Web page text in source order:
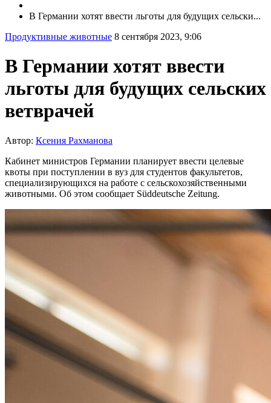
В Германии хотят ввести льготы для будущих сельски...
Продуктивные животные 8 сентября 2023, 9:06
В Германии хотят ввести
льготы для будущих сельских
ветврачей
Автор: Ксения Рахманова
Кабинет министров Германии планирует ввести целевые
квоты при поступлении в вуз для студентов факультетов,
специализирующихся на работе с сельскохозяйственными
животными. Об этом сообщает Süddeutsche Zeitung.